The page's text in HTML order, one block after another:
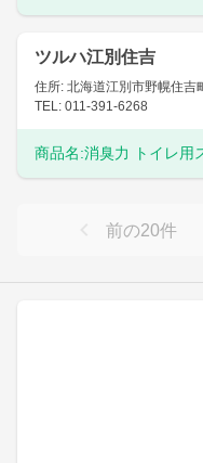
ツルハ江別住吉
住所: 北海道江別市野幌住吉
TEL: 011-391-6268
商品名:消臭力 トイレ用
前の20件